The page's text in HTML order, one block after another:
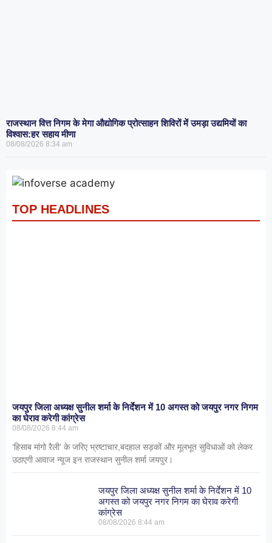
राजस्थान वित्त निगम के मेगा औद्योगिक प्रोत्साहन शिविरों में उमड़ा उद्यमियों का
विश्वास:हर सहाय मीणा
08/08/2026 8:34 am
TOP HEADLINES
जयपुर जिला अध्यक्ष सुनील शर्मा के निर्देशन में 10 अगस्त को जयपुर नगर निगम
का घेराव करेगी कांग्रेस
08/08/2026 8:44 am
‘हिसाब मांगो रैली’ के जरिए भ्रष्टाचार,बदहाल सड़कों और मूलभूत सुविधाओं को लेकर
उठाएगी आवाज न्यूज इन राजस्थान सुनील शर्मा जयपुर।
जयपुर जिला अध्यक्ष सुनील शर्मा के निर्देशन में 10
अगस्त को जयपुर नगर निगम का घेराव करेगी
कांग्रेस
08/08/20268:44 am